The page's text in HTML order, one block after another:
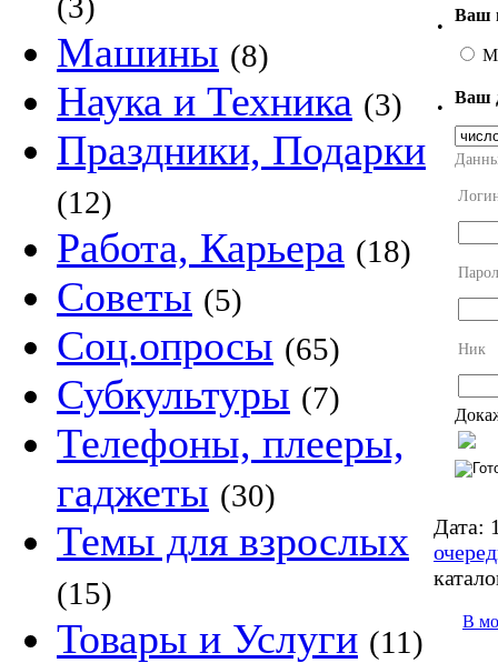
Машины (8)
Наука и Техника (3)
Праздники, Подарки
(12)
Работа, Карьера (18)
Советы (5)
Соц.опросы (65)
Субкультуры (7)
Телефоны, плееры,
гаджеты (30)
Темы для взрослых
(15)
Товары и Услуги (11)
•
Ваш
•
Ваш
Ник
Дата:
В